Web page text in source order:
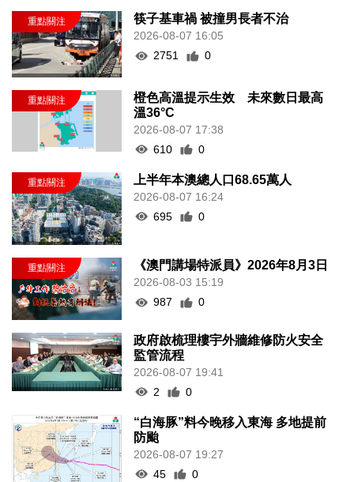
筷子基車禍 被撞男長者不治
2026-08-07 16:05
2751
0
橙色高溫提示生效 未來數日最高
溫36°C
2026-08-07 17:38
610
0
上半年本澳總人口68.65萬人
2026-08-07 16:24
695
0
《澳門講場特派員》2026年8月3日
2026-08-03 15:19
987
0
政府啟梳理樓宇外牆維修防火安全
監管流程
2026-08-07 19:41
2
0
“白海豚”料今晚移入東海 多地提前
防颱
2026-08-07 19:27
45
0